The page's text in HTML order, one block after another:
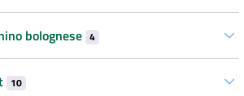
bolognese 4
10